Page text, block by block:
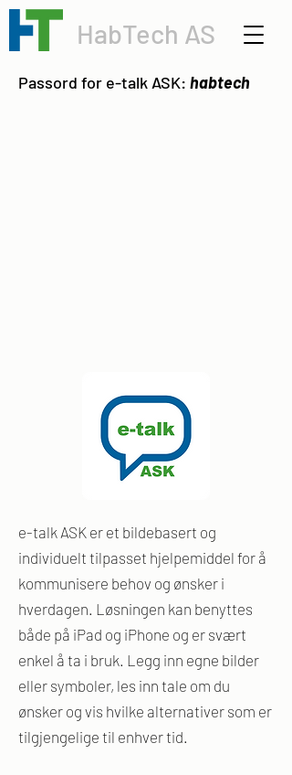
HabTech AS
Passord for e-talk ASK: habtech
e-talk ASK er et bildebasert og
individuelt tilpasset hjelpemiddel for å
kommunisere behov og ønsker i
hverdagen. Løsningen kan benyttes
både på iPad og iPhone og er svært
enkel å ta i bruk. Legg inn egne bilder
eller symboler, les inn tale om du
ønsker og vis hvilke alternativer som er
tilgjengelige til enhver tid.